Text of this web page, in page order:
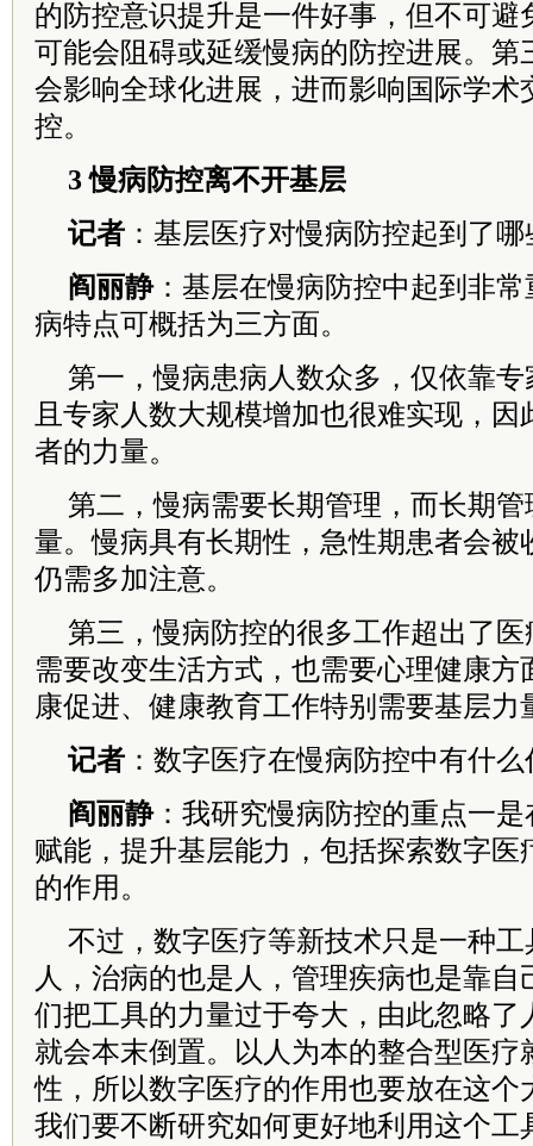
的防控意识提升是一件好事，但不可避
可能会阻碍或延缓慢病的防控进展。第
会影响全球化进展，进而影响国际学术
控。
3 慢病防控离不开基层
记者 ：基层医疗对慢病防控起到了
阎丽静：基层在慢病防控中起到非
病特点可概括为三方面。
第一，慢病患病人数众多，仅依靠
且专家人数大规模增加也很难实现，
者的力量。
第二，慢病需要长期管理，而长期
量。慢病具有长期性，急性期患者会被
仍需多加注意。
第三，慢病防控的很多工作超出了
需要改变生活方式，也需要心理健康方
康促进、健康教育工作特别需要基层力
记者 ：数字医疗在慢病防控中有什
阎丽静：我研究慢病防控的重点一
赋能，提升基层能力，包括探索数字医
的作用。
不过，数字医疗等新技术只是一种
人，治病的也是人，管理疾病也是靠
们把工具的力量过于夸大，由此忽略了
就会本末倒置。以人为本的整合型医疗
性，所以数字医疗的作用也要放在这个
我们要不断研究如何更好地利用这个工